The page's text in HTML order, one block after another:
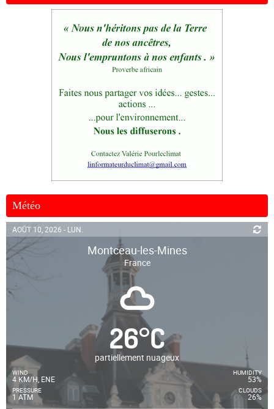
Météo
AOÛT 10, 2026 - LUN.
Montceau-les-Mines
France
26°C
partiellement nuageux
WIND
4 KM/H, ENE
PRESSURE
1 ATM
HUMIDITY
53%
CLOUDS
26%